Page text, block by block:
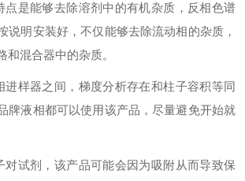
点是能够去除溶剂中的有机杂质，反相色谱
说明安装好，不仅能够去除流动相的杂质，
和混合器中的杂质。
进样器之间，梯度分析存在和柱子容积等同
牌液相都可以使用该产品，尽量避免开始就
对试剂，该产品可能会因为吸附从而导致保